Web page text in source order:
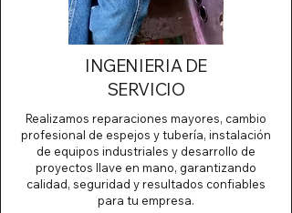
INGENIERIA DE
SERVICIO
Realizamos reparaciones mayores, cambio
profesional de espejos y tubería, instalación
de equipos industriales y desarrollo de
proyectos llave en mano, garantizando
calidad, seguridad y resultados confiables
para tu empresa.